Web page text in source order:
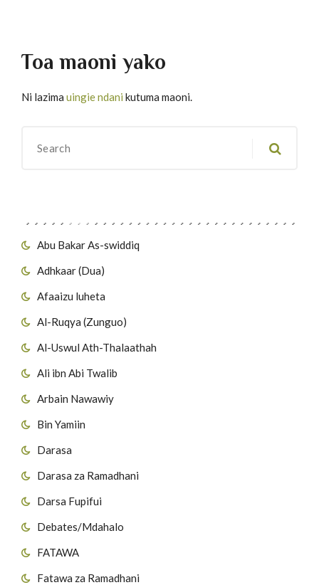
Abu Bakar As-swiddiq
Adhkaar (Dua)
Afaaizu luheta
Al-Ruqya (Zunguo)
Al-Uswul Ath-Thalaathah
Ali ibn Abi Twalib
Arbain Nawawiy
Bin Yamiin
Darasa
Darasa za Ramadhani
Darsa Fupifui
Debates/Mdahalo
FATAWA
Fatawa za Ramadhani
Toa maoni yako
Ni lazima uingie ndani kutuma maoni.